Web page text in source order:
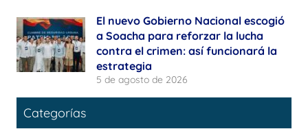
El nuevo Gobierno Nacional escogió
a Soacha para reforzar la lucha
contra el crimen: así funcionará la
estrategia
5 de agosto de 2026
Categorías